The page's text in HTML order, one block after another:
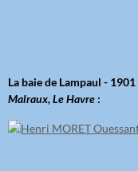
La baie de Lampaul -
Malraux, Le Havre :